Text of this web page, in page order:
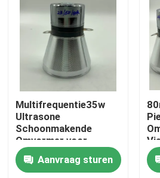
Multifrequentie Ultrasone
piezoelectric ultrasone
Omkeerbare ultrasone
Digitale Ultrasone Generator
ultrasonische frequentie
Multifrequentie35w
Ultrasone
Schoonmakende
Omvormer voor
Reinigingsmachine
Aanvraag sturen